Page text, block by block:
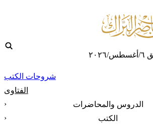
شروحات الكتب
الفتاوى
الدروس والمحاضرات
‹
الكتب
‹